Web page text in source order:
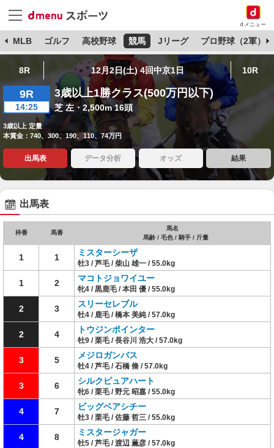
dメニュー
MLB ゴルフ 高校野球 競馬 Jリーグ プロ野球（2軍）
8R 12月2日(土) 4回中京1日 10R
9R
14:25
3歳以上1勝クラス(500万円以下)
芝 左・2,500m 16頭
3歳以上 定量
本賞金：740、300、190、110、74万円
出馬表 データ分析 オッズ 結果
出馬表
枠番 馬番
馬名
馬齢 / 毛色 / 騎手 / 斤量
1 1 ミスターシーザ
牡3 / 芦毛 / 柴山 雄一 / 55.0kg
1 2 マコトジョワイユー
牝4 / 黒鹿毛 / 本田 優 / 55.0kg
2 3 スリーセレブル
牡4 / 鹿毛 / 橋本 美純 / 57.0kg
2 4 トウジンポインター
牡9 / 栗毛 / 長谷川 浩大 / 57.0kg
3 5 メジロガンバス
牡4 / 芦毛 / 石橋 脩 / 57.0kg
3 6 シルクピュアハート
牝6 / 栗毛 / 野元 昭嘉 / 55.0kg
4 7 ビッグベアシチー
牡3 / 栗毛 / 佐藤 哲三 / 55.0kg
4 8 ミスタージャガー
牡5 / 芦毛 / 渡辺 薫彦 / 57.0kg